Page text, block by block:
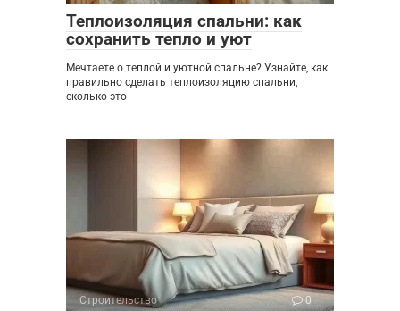
Теплоизоляция спальни: как
сохранить тепло и уют
Мечтаете о теплой и уютной спальне? Узнайте, как
правильно сделать теплоизоляцию спальни,
сколько это
Строительство 0